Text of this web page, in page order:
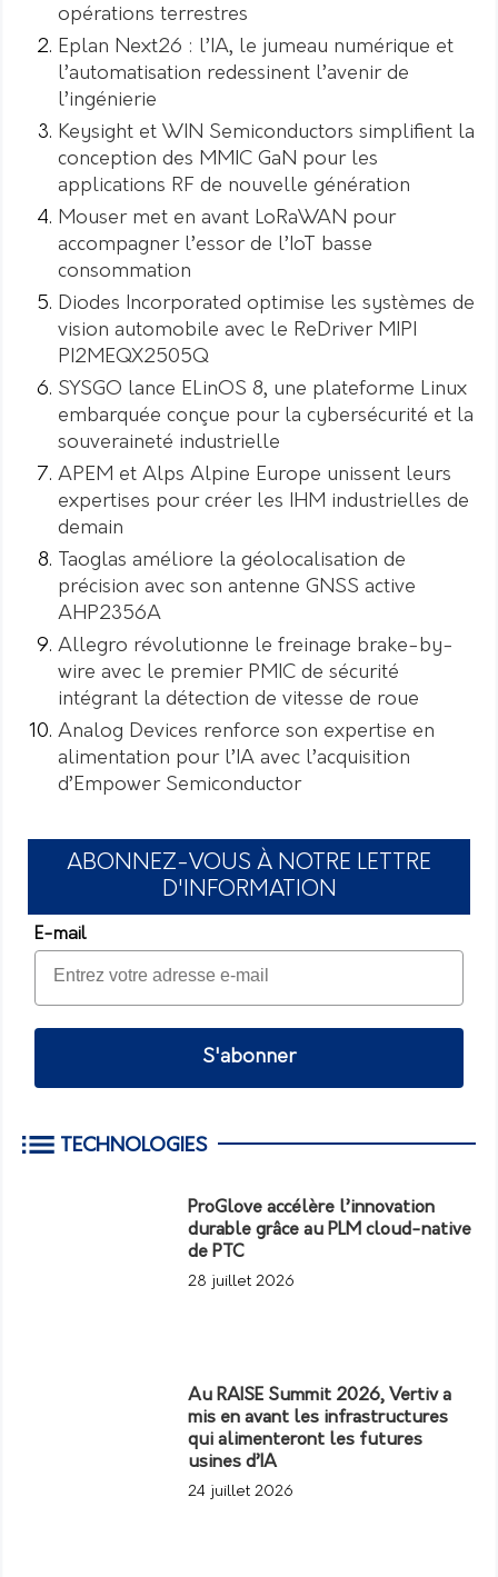
opérations terrestres
Eplan Next26 : l’IA, le jumeau numérique et
l’automatisation redessinent l’avenir de
l’ingénierie
Keysight et WIN Semiconductors simplifient la
conception des MMIC GaN pour les
applications RF de nouvelle génération
Mouser met en avant LoRaWAN pour
accompagner l’essor de l’IoT basse
consommation
Diodes Incorporated optimise les systèmes de
vision automobile avec le ReDriver MIPI
PI2MEQX2505Q
SYSGO lance ELinOS 8, une plateforme Linux
embarquée conçue pour la cybersécurité et la
souveraineté industrielle
APEM et Alps Alpine Europe unissent leurs
expertises pour créer les IHM industrielles de
demain
Taoglas améliore la géolocalisation de
précision avec son antenne GNSS active
AHP2356A
Allegro révolutionne le freinage brake-by-
wire avec le premier PMIC de sécurité
intégrant la détection de vitesse de roue
Analog Devices renforce son expertise en
alimentation pour l’IA avec l’acquisition
d’Empower Semiconductor
ABONNEZ-VOUS À NOTRE LETTRE
D'INFORMATION
E-mail
S'abonner
TECHNOLOGIES
ProGlove accélère l’innovation
durable grâce au PLM cloud-native
de PTC
28 juillet 2026
Au RAISE Summit 2026, Vertiv a
mis en avant les infrastructures
qui alimenteront les futures
usines d’IA
24 juillet 2026